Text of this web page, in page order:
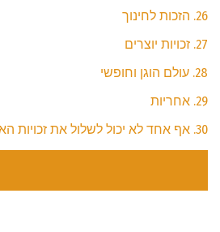
26. הזכות לחינוך
27. זכויות יוצרים
28. עולם הוגן וחופשי
29. אחריות
30. אף אחד לא יכול לשלול את זכויות האדם שלך